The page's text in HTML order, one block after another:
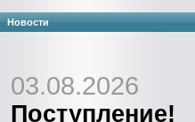
Новости
03.08.2026
Поступление!